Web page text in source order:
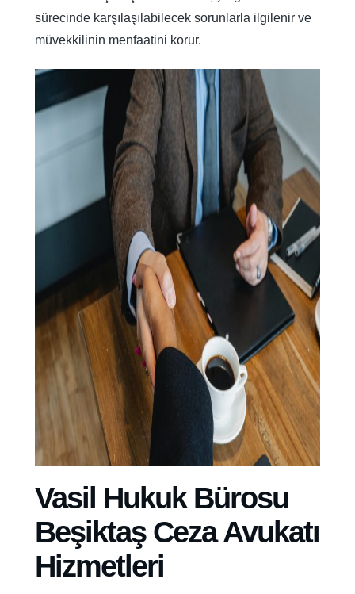
sürecinde karşılaşılabilecek sorunlarla ilgilenir ve
müvekkilinin menfaatini korur.
Vasil Hukuk Bürosu
Beşiktaş Ceza Avukatı
Hizmetleri